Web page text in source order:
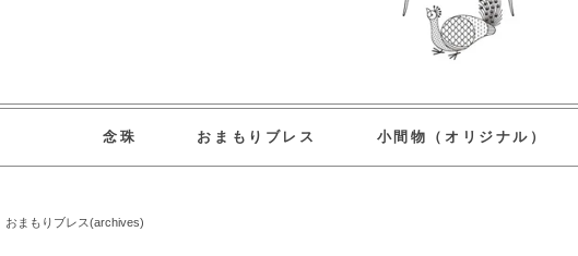
念珠 おまもりブレス 小間物（オリジナル）
おまもりブレス(archives)